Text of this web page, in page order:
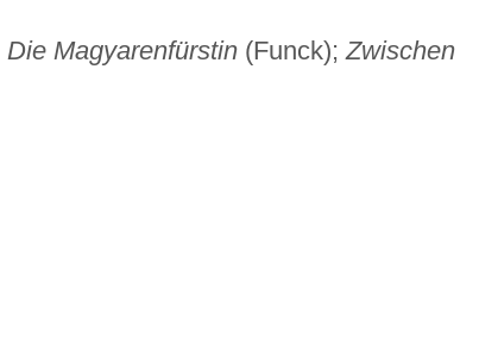
Die Magyarenfürstin(Funck);Zwischen